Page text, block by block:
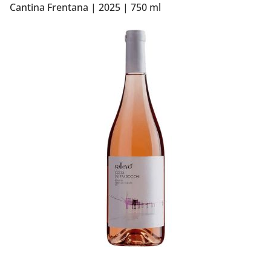
Cantina Frentana | 2025 | 750 ml